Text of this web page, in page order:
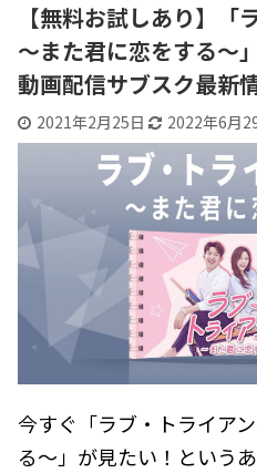
【無料お試しあり】「
～また君に恋をする～
動画配信サブスク最新
2021年2月25日 2022年6月
今すぐ「ラブ・トライア
る～」が見たい！という